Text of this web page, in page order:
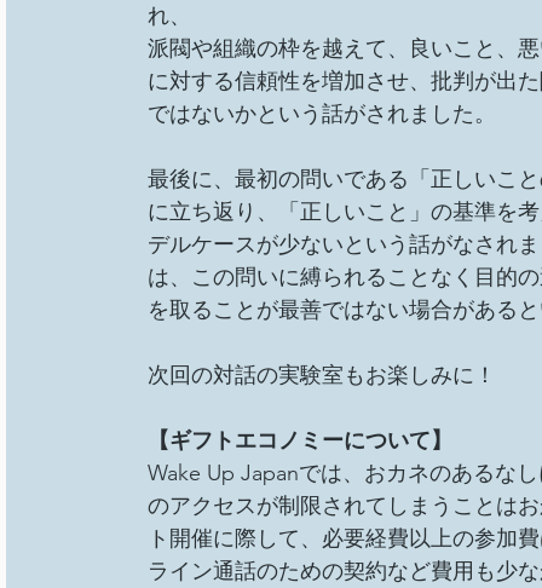
れ、
派閥や組織の枠を越えて、良いこと、
に対する信頼性を増加させ、批判が出
ではないかという話がされました。
最後に、最初の問いである「正しいこ
に立ち返り、「正しいこと」の基準を
デルケースが少ないという話がなされ
は、この問いに縛られることなく目的
を取ることが最善ではない場合がある
次回の対話の実験室もお楽しみに！
【ギフトエコノミーについて】
Wake Up Japanでは、おカネのあるな
のアクセスが制限されてしまうことは
ト開催に際して、必要経費以上の参加
ライン通話のための契約など費用も少